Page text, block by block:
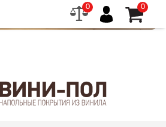
0 0